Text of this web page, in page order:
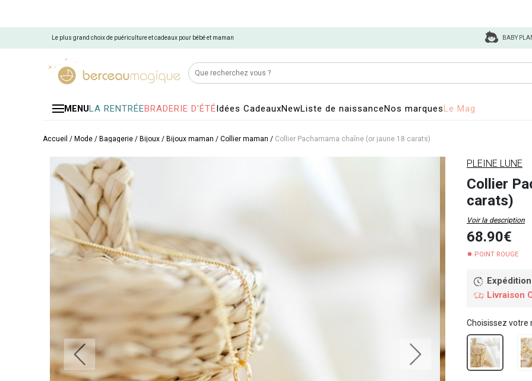
Le plus grand choix de puériculture et cadeaux pour bébé et maman BABY
MENULA RENTRÉEBRADERIE D'ÉTÉIdées CadeauxNewListe de naissanceNos marquesLe Mag
Accueil / Mode / Bagagerie / Bijoux / Bijoux maman / Collier maman / Collier Pachamama chaîne (or jaune 18 carats)
PLEINE LUNE
Collier
carats)
Voir la description
68.90€
POINT ROUGE
Livraison
Choisissez votre